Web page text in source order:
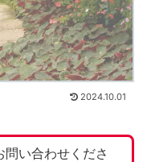
2024.10.01
い合わせくださ